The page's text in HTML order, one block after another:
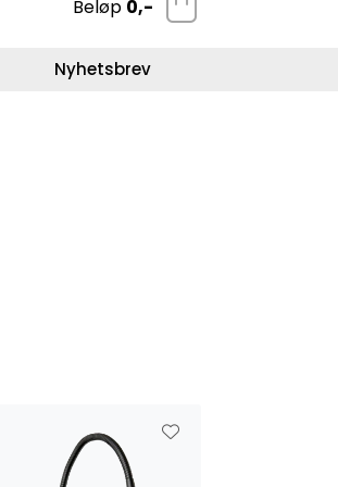
Favoritter
Beløp 0,-
Nyhetsbrev